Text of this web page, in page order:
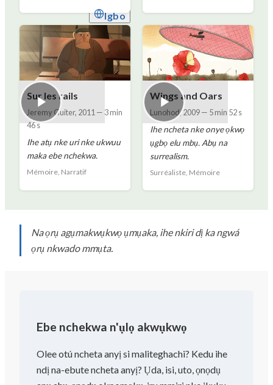
Igbo
Sur les rails
Jeremy Guiter, 2011 — 3 min
46 s
Ihe atụ nke uri nke ukwuu
maka ebe nchekwa.
Mémoire, Narratif
Wings and Oars
Lunohod,2009— 5 min 52 s
Ihe ncheta nke onye ọkwọ
ụgbọ elu mbụ. Abụ na
surrealism.
Surréaliste, Mémoire
Na ọrụ agụmakwụkwọ ụmụaka, ihe nkiri dị ka ngwá
ọrụ nkwado mmụta.
Ebe nchekwa n'ụlọ akwụkwọ
Olee otú ncheta anyị si maliteghachi? Kedu ihe
ndị na-ebute ncheta anyị? Ụda, isi, uto, ọnọdụ